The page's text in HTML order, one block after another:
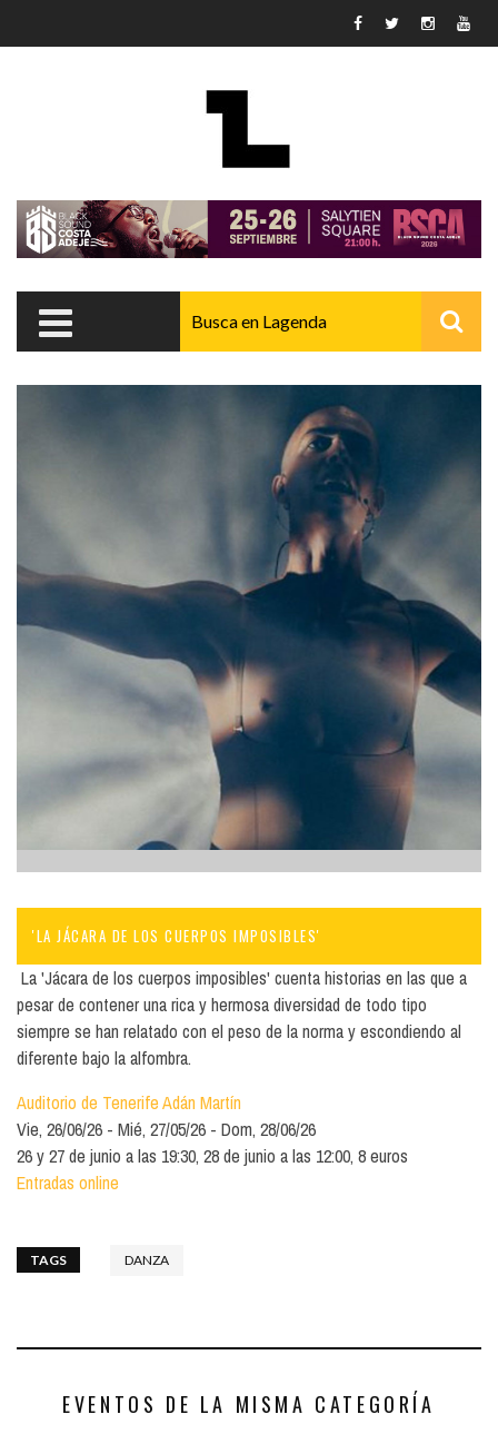
'LA JÁCARA DE LOS CUERPOS IMPOSIBLES'
La 'Jácara de los cuerpos imposibles' cuenta historias en las que a
pesar de contener una rica y hermosa diversidad de todo tipo
siempre se han relatado con el peso de la norma y escondiendo al
diferente bajo la alfombra.
Auditorio de Tenerife Adán Martín
Vie, 26/06/26
Mié, 27/05/26
Dom, 28/06/26
26 y 27 de junio a las 19:30, 28 de junio a las 12:00, 8 euros
Entradas online
TAGS DANZA
EVENTOS DE LA MISMA CATEGORÍA